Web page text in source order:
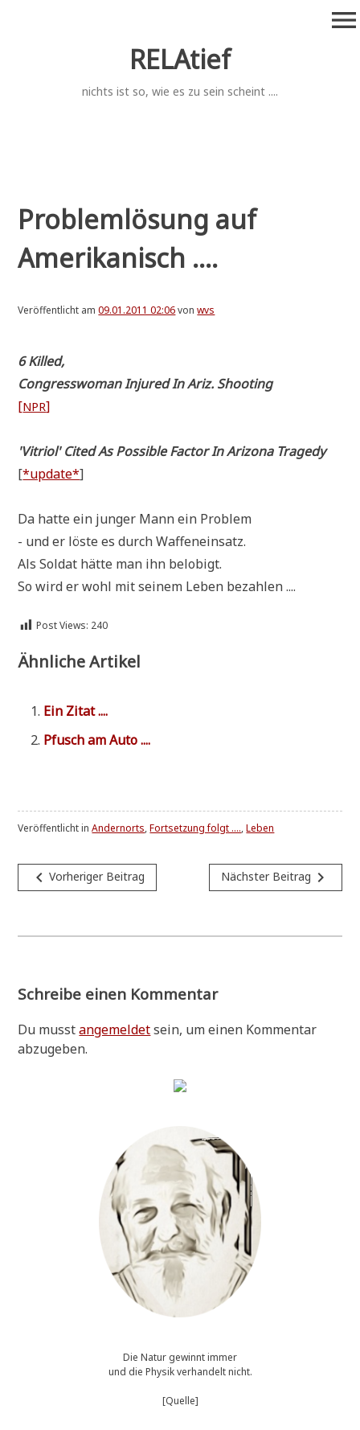
RELAtief
nichts ist so, wie es zu sein scheint ....
menu
Problemlösung auf
Amerikanisch ....
Veröffentlicht am09.01.2011 02:06vonwvs
6 Kil­led,
Con­gress­wo­man Inju­red In Ariz. Shooting
[NPR]
'Vitri­ol' Cited As Pos­si­ble Fac­tor In Ari­zo­na Tragedy
[*update*]
Da hat­te ein jun­ger Mann ein Problem
- und er löste es durch Waffeneinsatz.
Als Sol­dat hät­te man ihn belobigt.
So wird er wohl mit sei­nem Leben bezahlen ....
Post Views: 240
Ähnliche Artikel
Ein Zitat ....
Pfusch am Auto ....
Veröffentlicht inAndernorts,Fortsetzung folgt ....,Leben
Beitragsnavigation
navigate_beforeVorheriger Beitrag Nächster Beitrag navigate_next
Schreibe einen Kommentar
Du musstangemeldetsein, um einen Kommentar
abzugeben.
Die Natur gewinnt immer
und die Physik verhandelt nicht.
[Quelle]